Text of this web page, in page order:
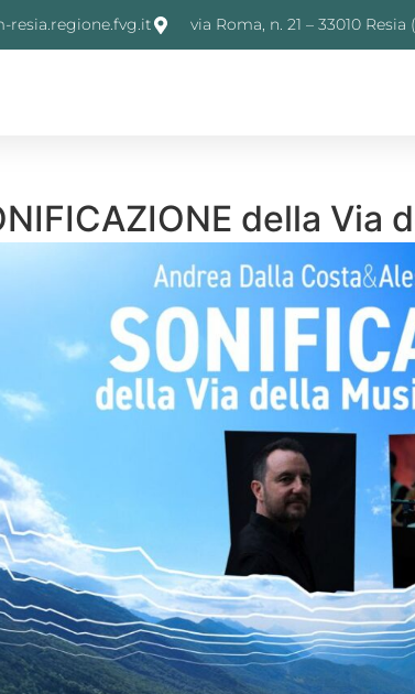
resia.regione.fvg.it via Roma, n. 21 – 33010 Resia
della Via